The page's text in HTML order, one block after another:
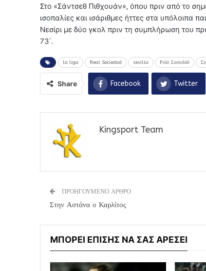
Στο «Σάντσεθ Πιθχουάν», όπου πριν από το
ισοπαλίες και ισάριθμες ήττες στα υπόλοιπα
Νεσίρι με δύο γκολ πριν τη συμπλήρωση του
73΄.
la liga Real Sociedad sevilla Ρεάλ Σοσιεδάδ
Share Facebook Twitter
Kingsport Team
ΠΡΟΗΓΟΥΜΕΝΟ ΑΡΘΡΟ
Στην Αστάνα ο Καρλίτος
ΜΠΟΡΕΙ ΕΠΙΣΗΣ ΝΑ ΣΑΣ ΑΡΕΣΕΙ